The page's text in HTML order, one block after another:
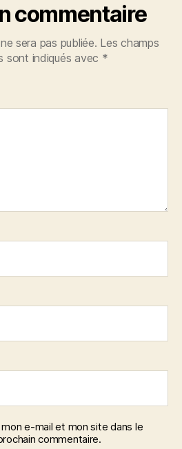
commentaire
sera pas publiée. Les champs
sont indiqués avec *
e-mail et mon site dans le
commentaire.